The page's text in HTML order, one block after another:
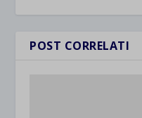
POST CORRELATI